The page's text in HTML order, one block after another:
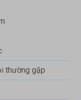
thường gặp